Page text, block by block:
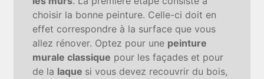
choisir la bonne peinture. Celle-ci doit en
effet correspondre à la surface que vous
allez rénover. Optez pour une peinture
murale classique pour les façades et pour
de la laque si vous devez recouvrir du bois,